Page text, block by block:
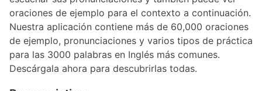
oraciones de ejemplo para el contexto a continuación.
Nuestra aplicación contiene más de 60,000 oraciones
de ejemplo, pronunciaciones y varios tipos de práctica
para las 3000 palabras en Inglés más comunes.
Descárgala ahora para descubrirlas todas.